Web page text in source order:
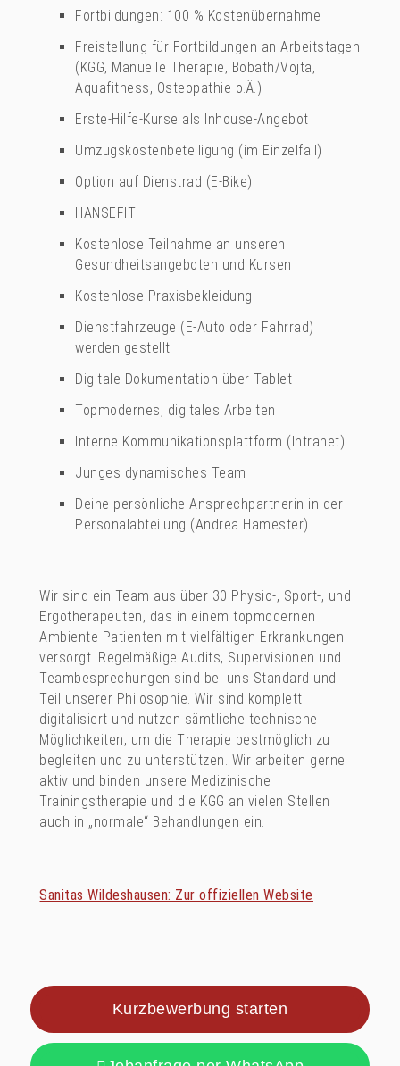
Fortbildungen: 100 % Kostenübernahme
Freistellung für Fortbildungen an Arbeitstagen
(KGG, Manuelle Therapie, Bobath/Vojta,
Aquafitness, Osteopathie o.Ä.)
Erste-Hilfe-Kurse als Inhouse-Angebot
Umzugskostenbeteiligung (im Einzelfall)
Option auf Dienstrad (E-Bike)
HANSEFIT
Kostenlose Teilnahme an unseren
Gesundheitsangeboten und Kursen
Kostenlose Praxisbekleidung
Dienstfahrzeuge (E-Auto oder Fahrrad)
werden gestellt
Digitale Dokumentation über Tablet
Topmodernes, digitales Arbeiten
Interne Kommunikationsplattform (Intranet)
Junges dynamisches Team
Deine persönliche Ansprechpartnerin in der
Personalabteilung (Andrea Hamester)
Wir sind ein Team aus über 30 Physio-, Sport-, und
Ergotherapeuten, das in einem topmodernen
Ambiente Patienten mit vielfältigen Erkrankungen
versorgt. Regelmäßige Audits, Supervisionen und
Teambesprechungen sind bei uns Standard und
Teil unserer Philosophie. Wir sind komplett
digitalisiert und nutzen sämtliche technische
Möglichkeiten, um die Therapie bestmöglich zu
begleiten und zu unterstützen. Wir arbeiten gerne
aktiv und binden unsere Medizinische
Trainingstherapie und die KGG an vielen Stellen
auch in „normale“ Behandlungen ein.
Sanitas Wildeshausen: Zur offiziellen Website
Kurzbewerbung starten